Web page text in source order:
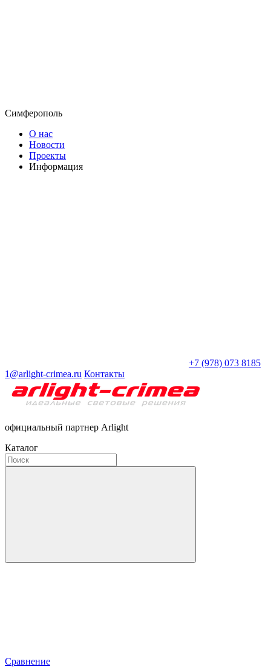
Симферополь
О нас
Новости
Проекты
Информация
+7 (978) 073 8185
1@arlight-crimea.ru Контакты
официальный партнер Arlight
Каталог
Сравнение